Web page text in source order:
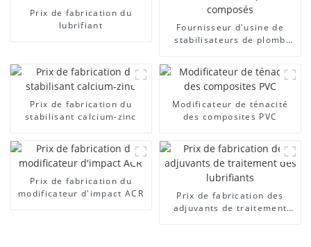
Prix ​​de fabrication du
lubrifiant
Fournisseur d'usine de
stabilisateurs de plomb
Prix ​​de fabrication du
stabilisant calcium-zinc
Modificateur de ténacité
des composites PVC
Prix ​​de fabrication du
modificateur d'impact ACR
Prix ​​de fabrication des
adjuvants de traitement